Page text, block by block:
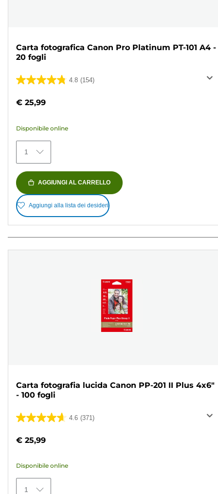
Carta fotografica Canon Pro Platinum PT-101 A4 -
20 fogli
4.8 (154)
4.8
5
154
recensioni
€ 25,99
Disponibile online
1
AGGIUNGI AL CARRELLO
Aggiungi alla lista dei desideri
Carta fotografia lucida Canon PP-201 II Plus 4x6"
- 100 fogli
4.6 (371)
4.6
5
371
recensioni
€ 25,99
Disponibile online
1